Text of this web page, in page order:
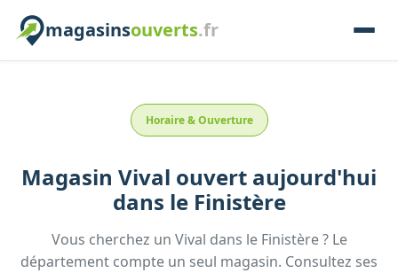
magasinsouverts.fr
Horaire & Ouverture
Magasin Vival ouvert aujourd'hui
dans le Finistère
Vous cherchez un Vival dans le Finistère? Le
département compte un seul magasin. Consultez ses